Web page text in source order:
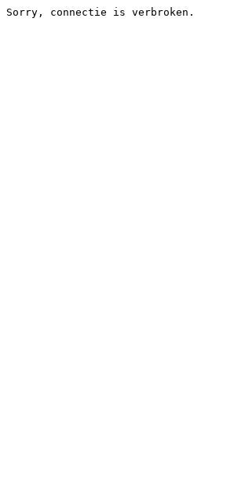
Sorry, connectie is verbroken.